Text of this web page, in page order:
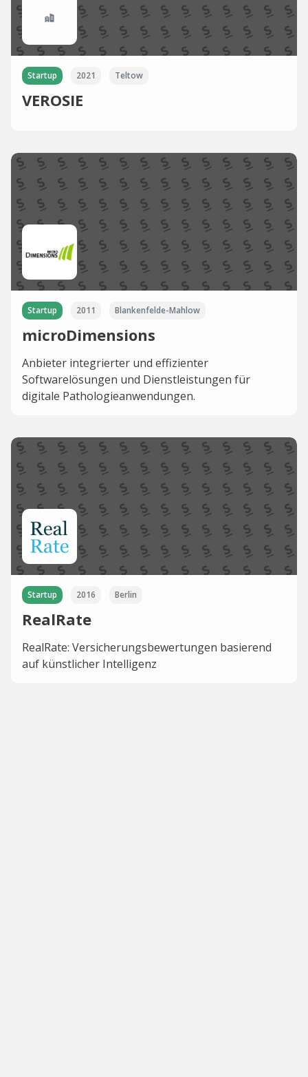
Startup 2021 Teltow
VEROSIE
Startup 2011 Blankenfelde-Mahlow
microDimensions
Anbieter integrierter und effizienter
Softwarelösungen und Dienstleistungen für
digitale Pathologieanwendungen.
Startup 2016 Berlin
RealRate
RealRate: Versicherungsbewertungen basierend
auf künstlicher Intelligenz